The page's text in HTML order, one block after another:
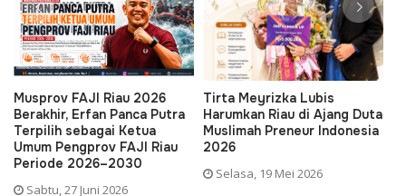
2026
Putra
Ketua
Riau
Tirta Meyrizka Lubis
Harumkan Riau di Ajang Duta
Muslimah Preneur Indonesia
2026
Selasa, 19 Mei 2026
MARSEFEL, S.Pd.,
Dorong SMK Negeri
Tambang Jadi